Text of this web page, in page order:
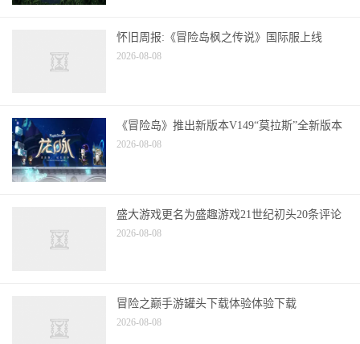
怀旧周报:《冒险岛枫之传说》国际服上线
2026-08-08
《冒险岛》推出新版本V149“莫拉斯”全新版本
2026-08-08
盛大游戏更名为盛趣游戏21世纪初头20条评论
2026-08-08
冒险之巅手游罐头下载体验体验下载
2026-08-08